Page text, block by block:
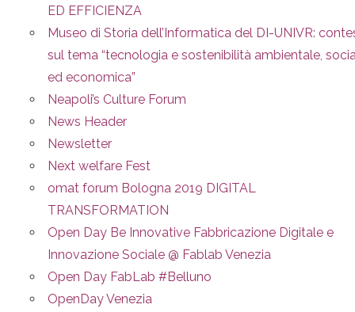
ED EFFICIENZA
Museo di Storia dell’Informatica del DI-UNIVR:
sul tema “tecnologia e sostenibilità ambientale,
ed economica”
Neapoli’s Culture Forum
News Header
Newsletter
Next welfare Fest
omat forum Bologna 2019 DIGITAL
TRANSFORMATION
Open Day Be Innovative Fabbricazione Digitale e
Innovazione Sociale @ Fablab Venezia
Open Day FabLab #Belluno
OpenDay Venezia